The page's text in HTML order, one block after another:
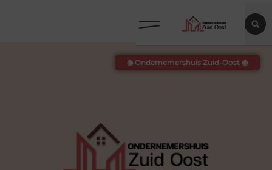
◉ Ondernemershuis Zuid-Oost ◉